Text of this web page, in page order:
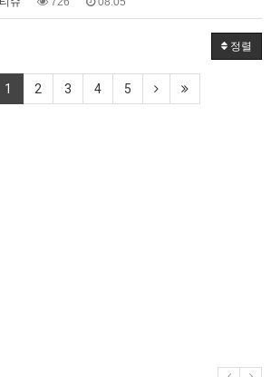
정렬
1 2 3 4 5